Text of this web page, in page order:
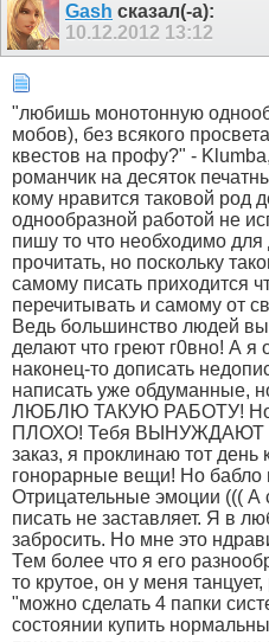
Gash сказал(-а):
10.12.2012 13:12
"любишь монотонную
мобов), без всякого
квестов на профу?" -
романчик на десяток
кому нравится таковой род
однообразной работой не
пишу то что необходимо для
прочитать, но поскольку
самому писать приходится
перечитывать и самому от
Ведь большинство людей
делают что греют г0вно! А я
наконец-то дописать
написать уже обдуманные,
ЛЮБЛЮ ТАКУЮ РАБОТУ! Но
ПЛОХО! Тебя ВЫНУЖДАЮТ
заказ, я проклинаю тот день
гонорарные вещи! Но бабло
Отрицательные эмоции ((( А
писать не заставляет. Я в
забросить. Но мне это
Тем более что я его
то крутое, он у меня танцует,
"можно сделать 4 папки
состоянии купить